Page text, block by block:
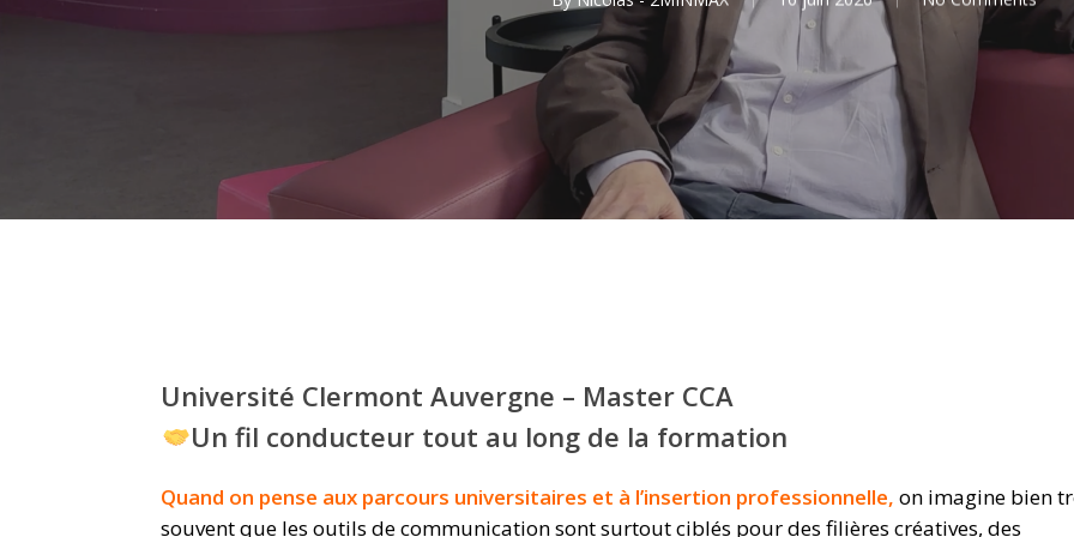
Université Clermont Auvergne – Master CCA
Un fil conducteur tout au long de la formation
Quand on pense aux parcours universitaires et à l’insertion professionnelle, on imagine bien
souvent que les outils de communication sont surtout ciblés pour des filières créatives, des